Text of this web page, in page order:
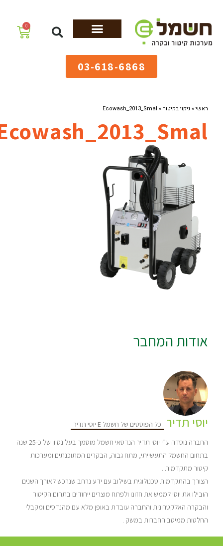
0
03-618-6868
ראשי »ניקוי בקיטור»
Ecowash_2013_Smal
Ecowash_2013_Smal
אודות המחבר
יוסי תדיר כל הפוסטים של חשמל E יוסי תדיר
החברה נוסדה ע”י יוסי תדיר הנדסאי חשמל מוסמך בעל נסיון של כ-25 שנה
בתחום החשמל התעשייתי, מתח גבוה, הבקרים המתוכנתים ומערכות
קיטור מתקדמות .
הצורך בהתקדמות טכנולוגית בשילוב עם ידע נרחב שנרכש לאורך השנים
הובילו את יוסי לממש את חזונו ולפתח מוצרים ייחודים בתחום הקיטור
והבקרה האלקטרונית והחברה עובדת באופן מלא עם מהנדסים ומקבלי
החלטות ממיטב החברות במשק .